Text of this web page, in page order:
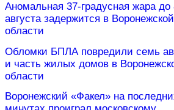
Аномальная 37-градусная жара до
августа задержится в Воронежской
области
Обломки БПЛА повредили семь
и часть жилых домов в
области
Воронежский «Факел» на